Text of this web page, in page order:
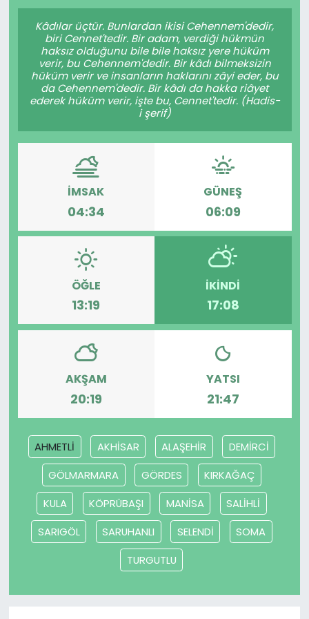
Kâdılar üçtür. Bunlardan ikisi Cehennem'dedir,
biri Cennet'tedir. Bir adam, verdiği hükmün
haksız olduğunu bile bile haksız yere hüküm
verir, bu Cehennem'dedir. Bir kâdı bilmeksizin
hüküm verir ve insanların haklarını zâyi eder, bu
da Cehennem'dedir. Bir kâdı da hakka riâyet
ederek hüküm verir, işte bu, Cennet'tedir. (Hadis-
i şerif)
İMSAK
04:34
GÜNEŞ
06:09
ÖĞLE
13:19
İKINDI
17:08
AKŞAM
20:19
YATSI
21:47
AHMETLİ AKHİSAR ALAŞEHİR
DEMİRCİ
GÖLMARMARA
GÖRDES
KIRKAĞAÇ
KULA
KÖPRÜBAŞI MANİSA
SALİHLİ
SARIGÖL
SARUHANLI SELENDİ
SOMA
TURGUTLU
Gündem
KKTC
KKTC YEREL SEÇİM 2018
Kültür Sanat
Magazin
Moda
Nöbetçi Eczaneler
Otomobil Dünyası
Politika
SAĞLIK
Spor
TÜRKiYE
Video Galeri
YAŞAM